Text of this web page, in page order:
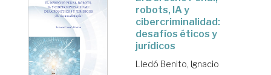
robots, IA y
cibercriminalidad:
desafíos éticos y
jurídicos
Lledó Benito, Ignacio